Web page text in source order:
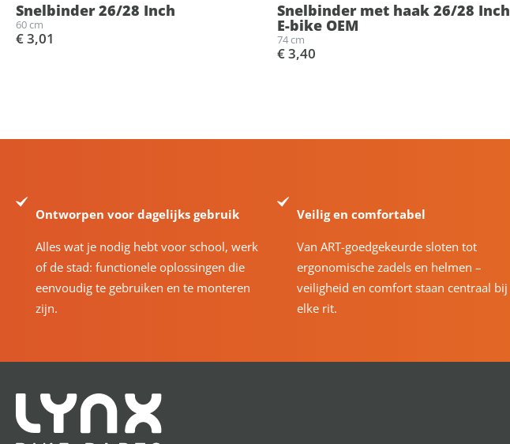
Snelbinder 26/28 Inch
60 cm
€ 3,01
Snelbinder met haak 26/28 Inch
E-bike OEM
74 cm
€ 3,40
Ontworpen voor dagelijks gebruik
Alles wat je nodig hebt voor school, werk
of de stad: functionele oplossingen die
eenvoudig te gebruiken en te monteren
zijn.
Veilig en comfortabel
Van ART-goedgekeurde sloten tot
ergonomische zadels en helmen –
veiligheid en comfort staan centraal bij
elke rit.